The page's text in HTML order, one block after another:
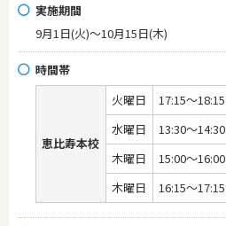
実施期間
9月1日(火)～10月15日(木)
時間帯
恵比寿本校
火曜日
17:15～18:15
水曜日
13:30～14:30
木曜日
15:00～16:00
木曜日
16:15～17:15